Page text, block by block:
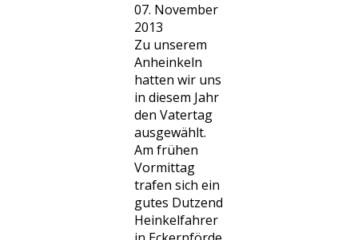
07. November
2013
Zu unserem
Anheinkeln
hatten wir uns
in diesem Jahr
den Vatertag
ausgewählt.
Am frühen
Vormittag
trafen sich ein
gutes Dutzend
Heinkelfahrer